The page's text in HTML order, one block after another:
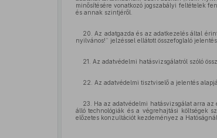
minősítésére vonatkozó jogszabályi feltételek
és annak szintjéről.
20. Az adatgazda és az adatkezelés által
nyilvános!” jelzéssel ellátott összefoglaló
21. Az adatvédelmi hatásvizsgálatról szóló
22. Az adatvédelmi tisztviselő a jelentés
23. Ha az adatvédelmi hatásvizsgálat arra
álló technológiák és a végrehajtási költségek
előzetes konzultációt kezdeményez a Hatóságnál.